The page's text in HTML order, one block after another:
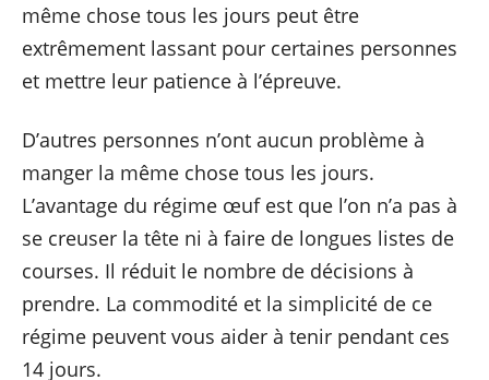
même chose tous les jours peut être
extrêmement lassant pour certaines personnes
et mettre leur patience à l’épreuve.
D’autres personnes n’ont aucun problème à
manger la même chose tous les jours.
L’avantage du régime œuf est que l’on n’a pas à
se creuser la tête ni à faire de longues listes de
courses. Il réduit le nombre de décisions à
prendre. La commodité et la simplicité de ce
régime peuvent vous aider à tenir pendant ces
14 jours.